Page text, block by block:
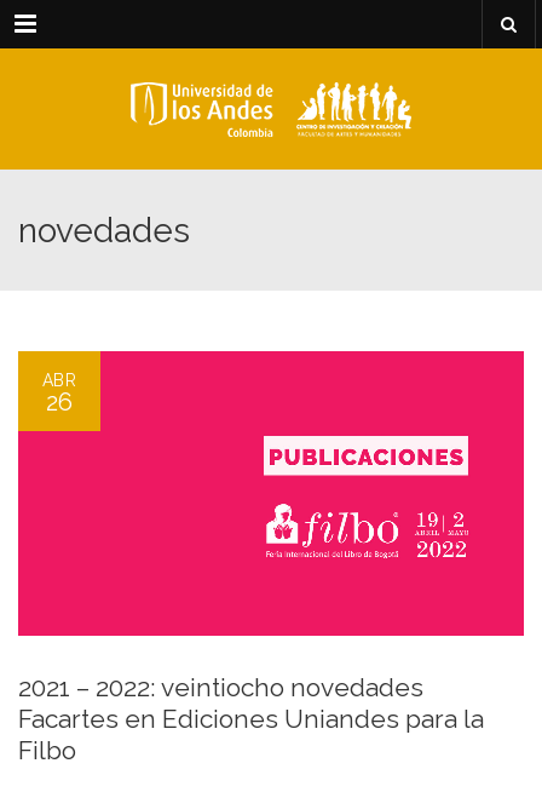
Menu
novedades
ABR
26
2021 – 2022: veintiocho novedades
Facartes en Ediciones Uniandes para la
Filbo